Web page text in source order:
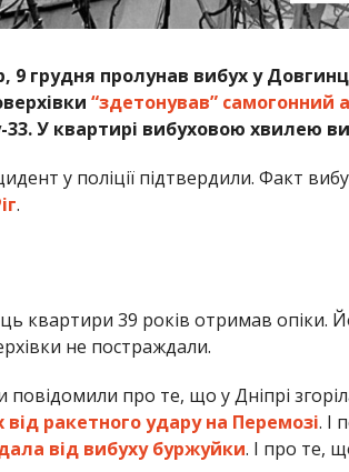
9 грудня пролунав вибуху
“здетонував” самогонний
33. У квартирі вибуховою хвилею
у поліції підтвердили. Факт
.
квартири 39 років отримав опіки.
не постраждали.
повідомили про те, що у Дніпрі
від ракетного удару на Перемозі. І
від вибуху буржуйки. І про те,